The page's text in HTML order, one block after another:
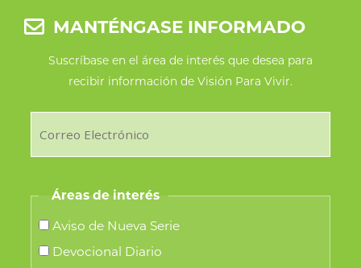
MANTÉNGASE INFORMADO
Suscríbase en el área de interés que desea para
recibir información de Visión Para Vivir.
Áreas de interés
Aviso de Nueva Serie
Devocional Diario